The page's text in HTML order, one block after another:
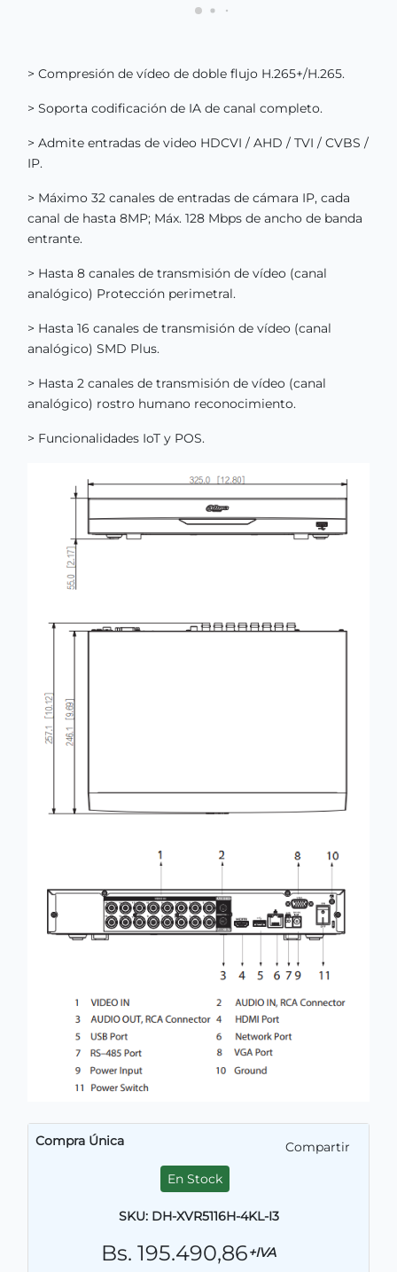
> Compresión de vídeo de doble flujo H.265+/H.265.
> Soporta codificación de IA de canal completo.
> Admite entradas de video HDCVI / AHD / TVI / CVBS /
IP.
> Máximo 32 canales de entradas de cámara IP, cada
canal de hasta 8MP; Máx. 128 Mbps de ancho de banda
entrante.
> Hasta 8 canales de transmisión de vídeo (canal
analógico) Protección perimetral.
> Hasta 16 canales de transmisión de vídeo (canal
analógico) SMD Plus.
> Hasta 2 canales de transmisión de vídeo (canal
analógico) rostro humano reconocimiento.
> Funcionalidades IoT y POS.
Compra Única
Compartir
En Stock
SKU: DH-XVR5116H-4KL-I3
Bs. 195.490,86+IVA